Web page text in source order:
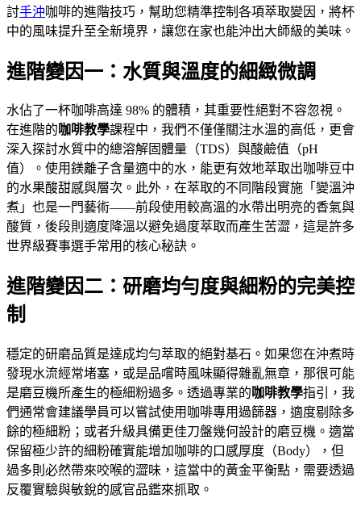
討手沖咖啡的進階技巧，幫助您精準控制各項萃取變因，將杯
中的風味提升至全新境界，讓您在家也能沖出大師級的美味。
進階變因一：水質與溫度的細緻微調
水佔了一杯咖啡高達 98% 的體積，其重要性絕對不容忽視。
在進階的咖啡教學課程中，我們不僅僅關注水溫的高低，更會
深入探討水質中的總溶解固體量（TDS）與酸鹼值（pH
值）。使用鎂離子含量適中的水，能更有效地萃取出咖啡豆中
的水果酸甜感與層次。此外，在萃取的不同階段實施「變溫沖
煮」也是一門藝術——前段使用較高溫的水帶出明亮的香氣與
酸質，後段則適度降溫以避免過度萃取而產生苦澀，這是許多
世界級賽事選手常用的核心秘訣。
進階變因二：研磨均勻度與細粉的完美控
制
穩定的研磨品質是達成均勻萃取的絕對基石。如果您在沖煮時
發現水流經常堵塞，或是品嚐時風味顯得雜亂無章，那很可能
是磨豆機所產生的極細粉過多。透過專業的咖啡教學指引，我
們通常會建議學員可以嘗試使用咖啡專用過篩器，適度剔除多
餘的極細粉；或者升級具備更佳刀盤幾何設計的磨豆機。適當
保留極少許的細粉確實能增加咖啡的口感厚度（Body），但
過多則必然帶來咬喉的澀味，這當中的黃金平衡點，需要透過
反覆實驗與敏銳的感官品鑑來抓取。